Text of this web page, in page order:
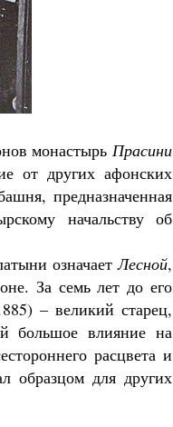
монастырь Прасини
от других афонских
предназначенная
начальству об
означаетЛесной,
За семь лет до его
– великий старец,
большое влияние на
расцвета и
образцом для других